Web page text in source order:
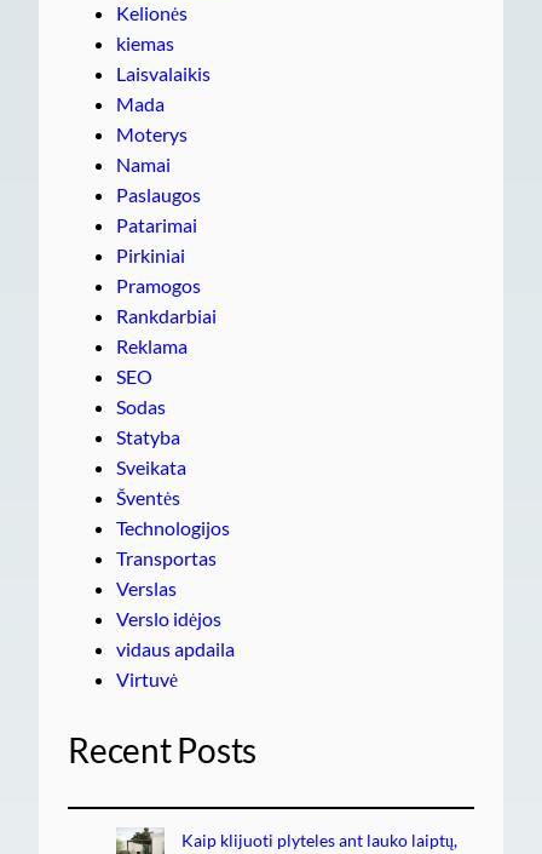
Kelionės
kiemas
Laisvalaikis
Mada
Moterys
Namai
Paslaugos
Patarimai
Pirkiniai
Pramogos
Rankdarbiai
Reklama
SEO
Sodas
Statyba
Sveikata
Šventės
Technologijos
Transportas
Verslas
Verslo idėjos
vidaus apdaila
Virtuvė
Recent Posts
Kaip klijuoti plyteles ant lauko laiptų,